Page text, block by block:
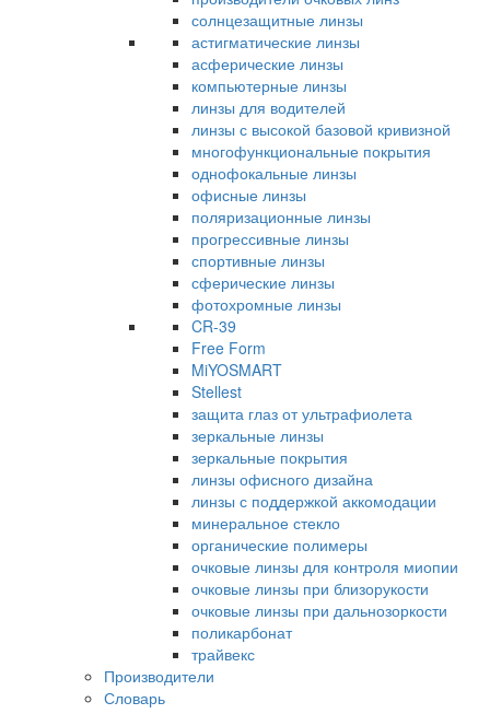
солнцезащитные линзы
астигматические линзы
асферические линзы
компьютерные линзы
линзы для водителей
линзы с высокой базовой кривизной
многофункциональные покрытия
однофокальные линзы
офисные линзы
поляризационные линзы
прогрессивные линзы
спортивные линзы
сферические линзы
фотохромные линзы
CR-39
Free Form
MiYOSMART
Stellest
защита глаз от ультрафиолета
зеркальные линзы
зеркальные покрытия
линзы офисного дизайна
линзы с поддержкой аккомодации
минеральное стекло
органические полимеры
очковые линзы для контроля миопии
очковые линзы при близорукости
очковые линзы при дальнозоркости
поликарбонат
трайвекс
Производители
Словарь